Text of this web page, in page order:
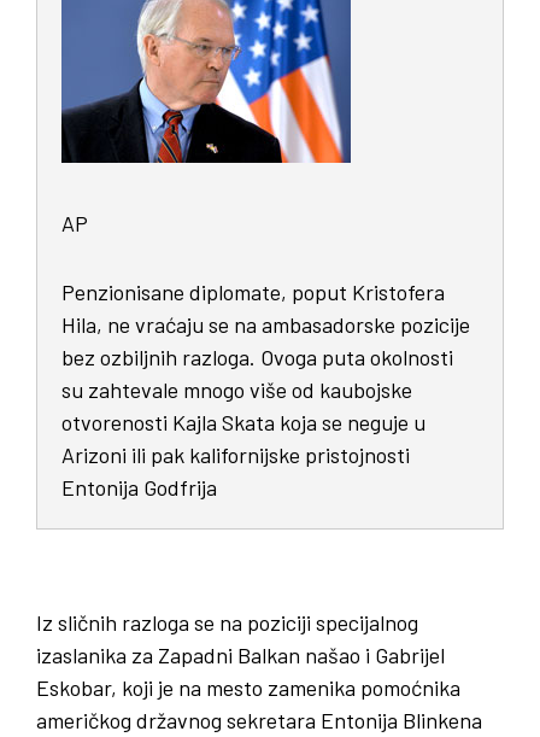
AP
Penzionisane diplomate, poput Kristofera
Hila, ne vraćaju se na ambasadorske pozicije
bez ozbiljnih razloga. Ovoga puta okolnosti
su zahtevale mnogo više od kaubojske
otvorenosti Kajla Skata koja se neguje u
Arizoni ili pak kalifornijske pristojnosti
Entonija Godfrija
Iz sličnih razloga se na poziciji specijalnog
izaslanika za Zapadni Balkan našao i Gabrijel
Eskobar, koji je na mesto zamenika pomoćnika
američkog državnog sekretara Entonija Blinkena